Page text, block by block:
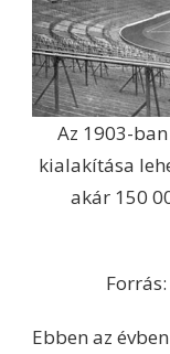
Az 1903-
kialakítása
akár 150
Forrás:
Ebben az